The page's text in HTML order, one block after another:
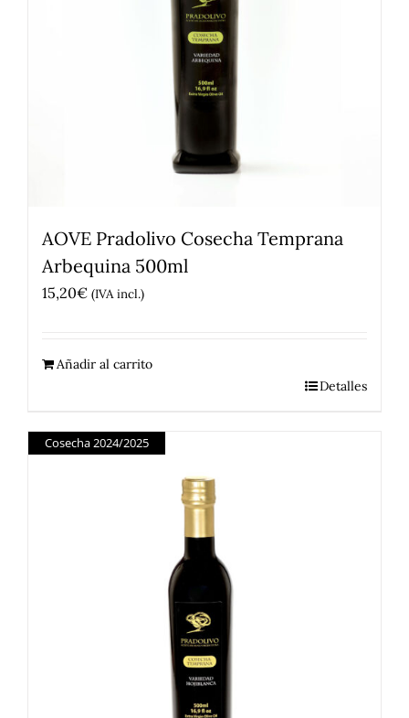
AOVE Pradolivo Cosecha Temprana
Arbequina 500ml
15,20€ (IVA incl.)
Añadir al carrito
Detalles
Cosecha 2024/2025